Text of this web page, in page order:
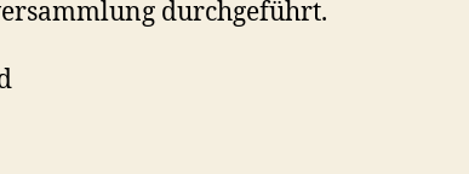
durchgeführt.